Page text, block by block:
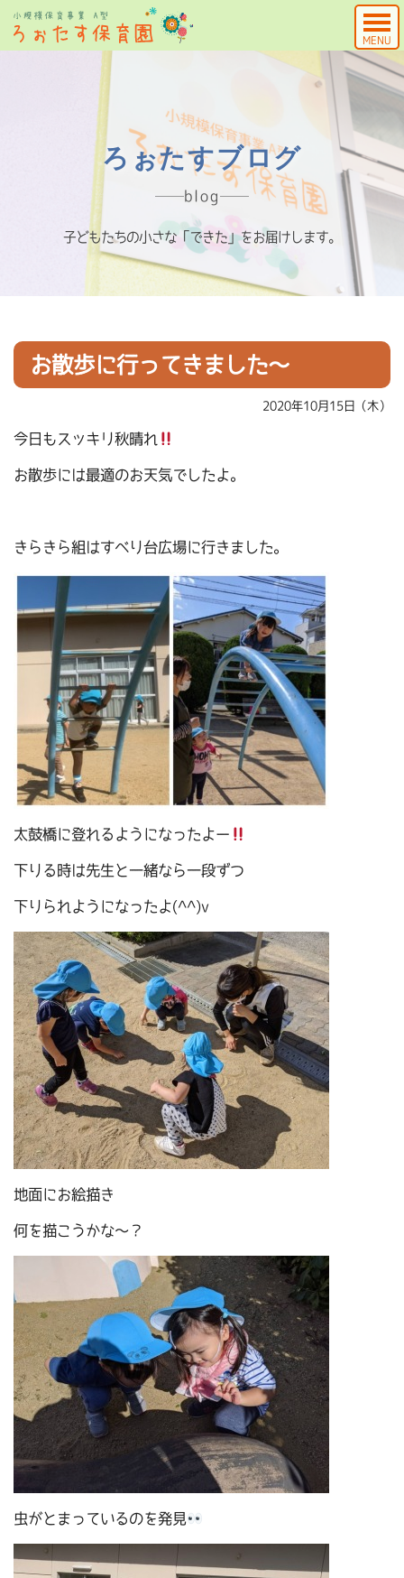
MENU
ろぉたすブログ
blog
子どもたちの小さな「できた」をお届けします。
お散歩に行ってきました～
2020年10月15日（木）
今日もスッキリ秋晴れ
お散歩には最適のお天気でしたよ。
きらきら組はすべり台広場に行きました。
太鼓橋に登れるようになったよー
下りる時は先生と一緒なら一段ずつ
下りられようになったよ(^^)v
地面にお絵描き
何を描こうかな～？
虫がとまっているのを発見